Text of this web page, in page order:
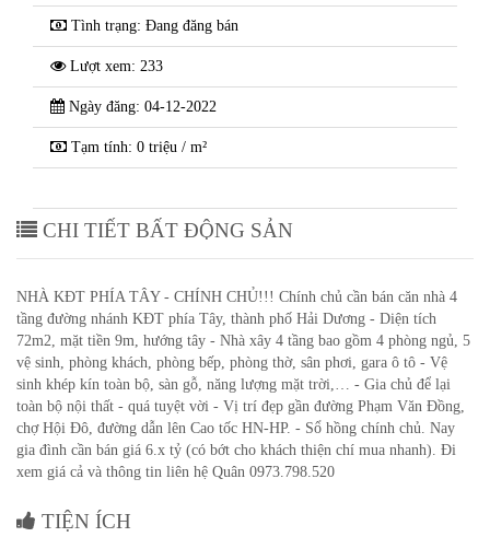
Tình trạng: Đang đăng bán
Lượt xem: 233
Ngày đăng: 04-12-2022
Tạm tính: 0 triệu / m²
CHI TIẾT BẤT ĐỘNG SẢN
NHÀ KĐT PHÍA TÂY - CHÍNH CHỦ!!! Chính chủ cần bán căn nhà 4
tầng đường nhánh KĐT phía Tây, thành phố Hải Dương - Diện tích
72m2, mặt tiền 9m, hướng tây - Nhà xây 4 tầng bao gồm 4 phòng ngủ, 5
vệ sinh, phòng khách, phòng bếp, phòng thờ, sân phơi, gara ô tô - Vệ
sinh khép kín toàn bộ, sàn gỗ, năng lượng mặt trời,… - Gia chủ để lại
toàn bộ nội thất - quá tuyệt vời - Vị trí đẹp gần đường Phạm Văn Đồng,
chợ Hội Đô, đường dẫn lên Cao tốc HN-HP. - Sổ hồng chính chủ. Nay
gia đình cần bán giá 6.x tỷ (có bớt cho khách thiện chí mua nhanh). Đi
xem giá cả và thông tin liên hệ Quân 0973.798.520
TIỆN ÍCH